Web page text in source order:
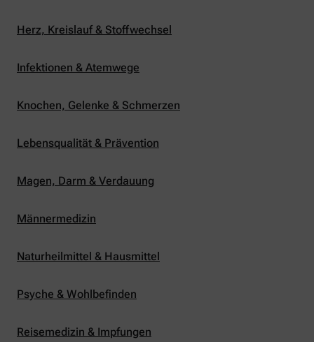
Herz, Kreislauf & Stoffwechsel
Infektionen & Atemwege
Knochen, Gelenke & Schmerzen
Lebensqualität & Prävention
Magen, Darm & Verdauung
Männermedizin
Naturheilmittel & Hausmittel
Psyche & Wohlbefinden
Reisemedizin & Impfungen